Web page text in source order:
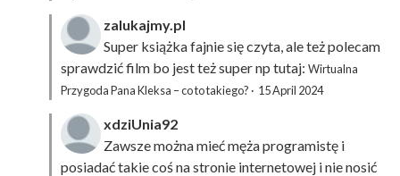
zalukajmy.pl
Super książka fajnie się czyta, ale też polecam
sprawdzić film bo jest też super np tutaj: Wirtualna
Przygoda Pana Kleksa – co to takiego? · 15 April 2024
xdziUnia92
Zawsze można mieć męża programistę i
posiadać takie coś na stronie internetowej i nie nosić